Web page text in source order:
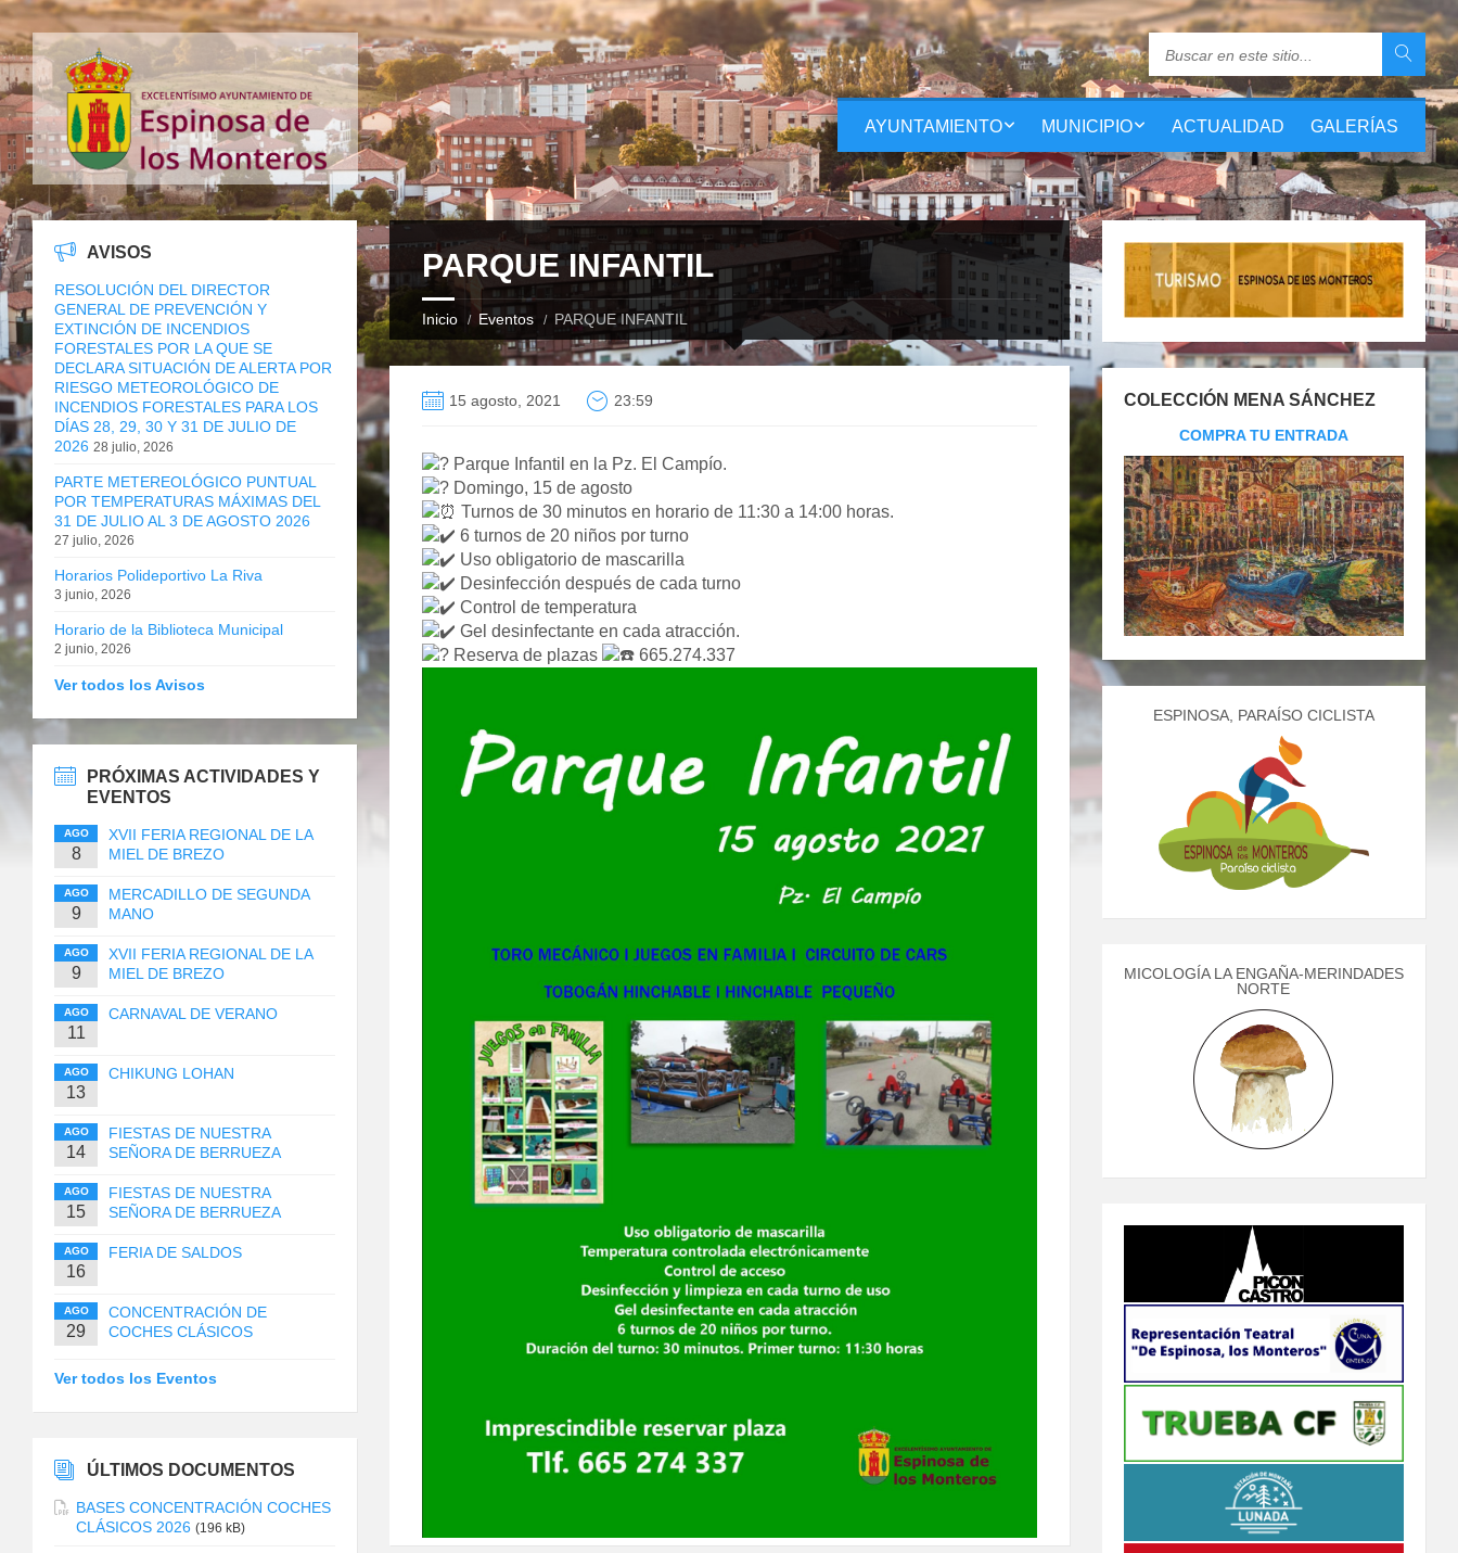
AYUNTAMIENTO MUNICIPIO ACTUALIDAD GALERÍAS
PARQUE INFANTIL
Inicio Eventos PARQUE INFANTIL
15 agosto, 2021 23:59
Parque Infantil en la Pz. El Campío.
Domingo, 15 de agosto
Turnos de 30 minutos en horario de 11:30 a 14:00 horas.
6 turnos de 20 niños por turno
Uso obligatorio de mascarilla
Desinfección después de cada turno
Control de temperatura
Gel desinfectante en cada atracción.
Reserva de plazas
665.274.337
AVISOS
RESOLUCIÓN DEL DIRECTOR
GENERAL DE PREVENCIÓN Y
EXTINCIÓN DE INCENDIOS
FORESTALES POR LA QUE SE
DECLARA SITUACIÓN DE ALERTA POR
RIESGO METEOROLÓGICO DE
INCENDIOS FORESTALES PARA LOS
DÍAS 28, 29, 30 Y 31 DE JULIO DE
2026 28 julio, 2026
PARTE METEREOLÓGICO PUNTUAL
POR TEMPERATURAS MÁXIMAS DEL
31 DE JULIO AL 3 DE AGOSTO 2026
27 julio, 2026
Horarios Polideportivo La Riva
3 junio, 2026
Horario de la Biblioteca Municipal
2 junio, 2026
Ver todos los Avisos
PRÓXIMAS ACTIVIDADES Y
EVENTOS
AGO
8
XVII FERIA REGIONAL DE LA
MIEL DE BREZO
AGO
9
MERCADILLO DE SEGUNDA
MANO
AGO
9
XVII FERIA REGIONAL DE LA
MIEL DE BREZO
AGO
11
CARNAVAL DE VERANO
AGO
13
CHIKUNG LOHAN
AGO
14
FIESTAS DE NUESTRA
SEÑORA DE BERRUEZA
AGO
15
FIESTAS DE NUESTRA
SEÑORA DE BERRUEZA
AGO
16
FERIA DE SALDOS
AGO
29
CONCENTRACIÓN DE
COCHES CLÁSICOS
Ver todos los Eventos
ÚLTIMOS DOCUMENTOS
BASES CONCENTRACIÓN COCHES
CLÁSICOS 2026 (196 kB)
COLECCIÓN MENA SÁNCHEZ
COMPRA TU ENTRADA
ESPINOSA, PARAÍSO CICLISTA
MICOLOGÍA LA ENGAÑA-MERINDADES
NORTE